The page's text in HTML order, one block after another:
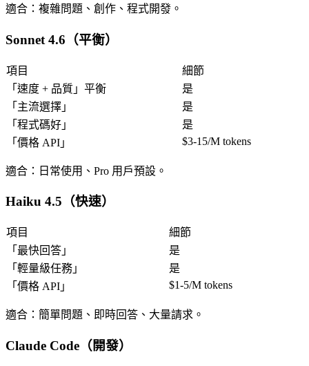
適合 ：複雜問題、創作、程式開發。
Sonnet 4.6（平衡）
項目
細節
「 速度 + 品質 」平衡
是
「 主流選擇 」
是
「 程式碼好 」
是
「 價格 API 」 $3-15/M tokens
適合 ：日常使用、Pro 用戶預設。
Haiku 4.5（快速）
項目
細節
「 最快回答 」
是
「 輕量級任務 」
是
「 價格 API 」 $1-5/M tokens
適合 ：簡單問題、即時回答、大量請求。
Claude Code（開發）